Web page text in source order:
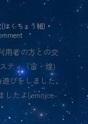
(はくちょう組)
者の方との交
ティ（宙・煌)
びをしました。
したよ[emoji:e-